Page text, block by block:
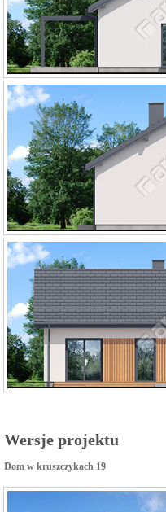
Wersje projektu
Dom w kruszczykach 19